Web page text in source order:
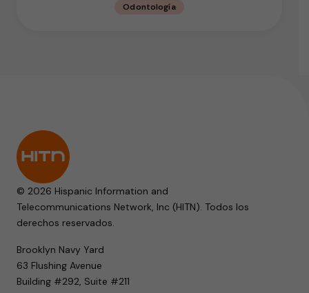
Odontología
© 2026 Hispanic Information and
Telecommunications Network, Inc (HITN). Todos los
derechos reservados.
Brooklyn Navy Yard
63 Flushing Avenue
Building #292, Suite #211